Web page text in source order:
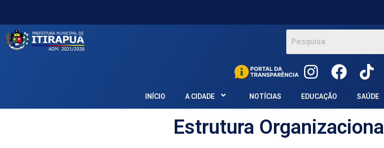
INÍCIO A CIDADE NOTÍCIAS EDUCAÇÃO SAÚDE
Estrutura Organizacional